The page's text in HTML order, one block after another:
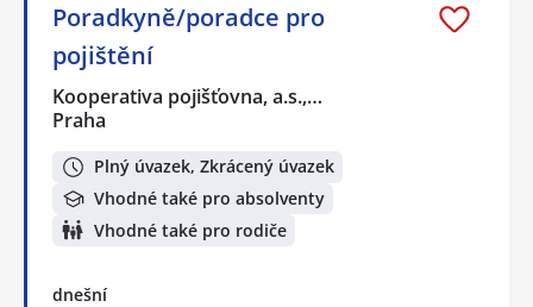
Poradkyně/poradce pro
pojištění
Kooperativa pojišťovna, a.s.,…
Praha
Plný úvazek, Zkrácený úvazek
Vhodné také pro absolventy
Vhodné také pro rodiče
dnešní